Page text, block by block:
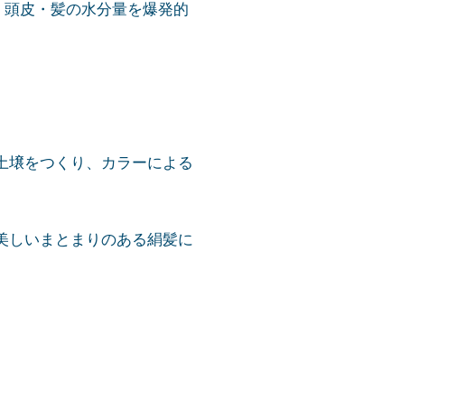
皮・髪の水分量を爆発的
壌をつくり、カラーによる
しいまとまりのある絹髪に